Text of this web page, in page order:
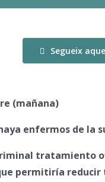
Segueix
(mañana)
enfermos de la
tratamiento
permitiría reducir